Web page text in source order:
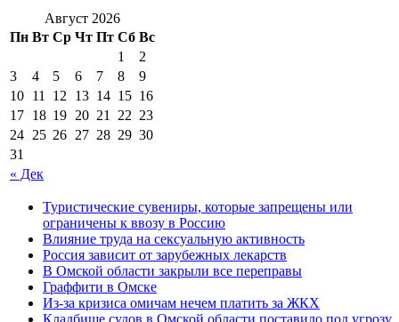
Август 2026
Пн Вт Ср Чт Пт Сб Вс
« Дек
1
2
3
4 5 6 7 8
9
10 11 12 13 14 15 16
17 18 19 20 21 22 23
24 25 26 27 28 29 30
31
Туристические сувениры, которые запрещены или
ограничены к ввозу в Россию
Влияние труда на сексуальную активность
Россия зависит от зарубежных лекарств
В Омской области закрыли все переправы
Граффити в Омске
Из-за кризиса омичам нечем платить за ЖКХ
Кладбище судов в Омской области поставило под угрозу